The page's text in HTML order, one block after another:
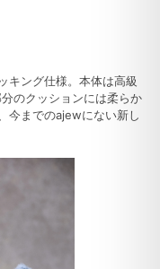
キング仕様。本体は高級
のクッションには柔らか
今までのajewにない新し